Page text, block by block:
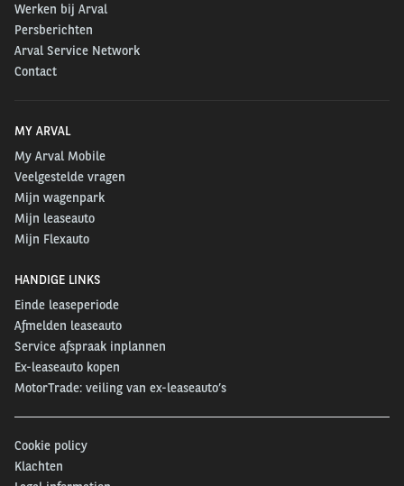
Werken bij Arval
Persberichten
Arval Service Network
Contact
MY ARVAL
My Arval Mobile
Veelgestelde vragen
Mijn wagenpark
Mijn leaseauto
Mijn Flexauto
HANDIGE LINKS
Einde leaseperiode
Afmelden leaseauto
Service afspraak inplannen
Ex-leaseauto kopen
MotorTrade: veiling van ex-leaseauto’s
Cookie policy
Klachten